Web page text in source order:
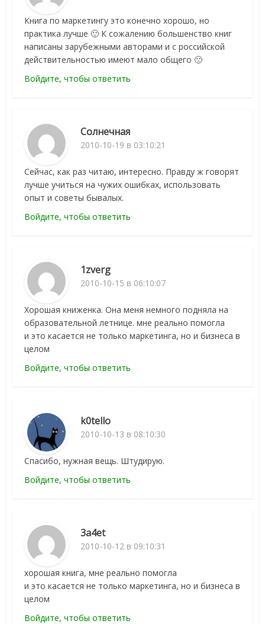
Книга по маркетингу это конечно хорошо, но
практика лучше 🙂 К сожалению большенство книг
написаны зарубежными авторами и с российской
действительностью имеют мало общего 🙁
Войдите, чтобы ответить
Солнечная
2010-10-19 в 03:10:21
Сейчас, как раз читаю, интересно. Правду ж говорят
лучше учиться на чужих ошибках, использовать
опыт и советы бывалых.
Войдите, чтобы ответить
1zverg
2010-10-15 в 06:10:07
Хорошая книженка. Она меня немного подняла на
образовательной летнице. мне реально помогла
и это касается не только маркетинга, но и бизнеса в
целом
Войдите, чтобы ответить
k0tello
2010-10-13 в 08:10:30
Спасибо, нужная вещь. Штудирую.
Войдите, чтобы ответить
3a4et
2010-10-12 в 09:10:31
хорошая книга, мне реально помогла
и это касается не только маркетинга, но и бизнеса в
целом
Войдите, чтобы ответить